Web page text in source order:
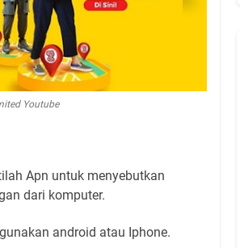
Youtube
Apn untuk menyebutkan
dari komputer.
android atau Iphone.